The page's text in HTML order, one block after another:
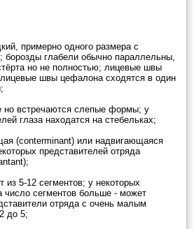
примерно одного размера с
борозды глабели обычно параллельны,
но не полностью; лицевые швы
лицевые швы цефалона сходятся в один
но встречаются слепые формы; у
глаза находатся на стебельках;
(conterminant) или надвигающаяся
представителей отряда
из 5-12 сегментов; у некоторых
число сегментов больше - может
отряда с очень малым
до 5;